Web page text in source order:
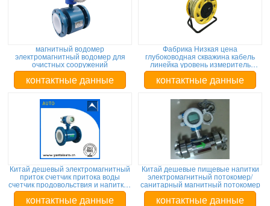
магнитный водомер
электромагнитный водомер для
очистных сооружений
контактные данные
Фабрика Низкая цена
глубоководная скважина кабель
линейка уровень измеритель
уровень индикатор / подземное
бурение измерение уровня воды
контактные данные
Китай дешевый электромагнитный
приток счетчик притока воды
счетчик продовольствия и напитков
магнитный приток
контактные данные
Китай дешевые пищевые напитки
электромагнитный потокомер/
санитарный магнитный потокомер
контактные данные